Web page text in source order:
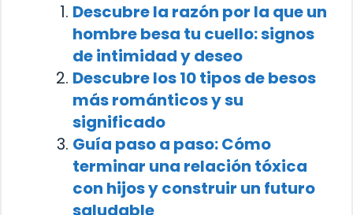
Descubre la razón por la que un
hombre besa tu cuello: signos
de intimidad y deseo
Descubre los 10 tipos de besos
más románticos y su
significado
Guía paso a paso: Cómo
terminar una relación tóxica
con hijos y construir un futuro
saludable